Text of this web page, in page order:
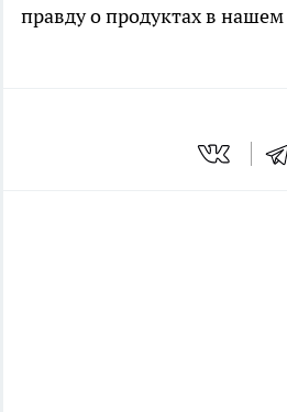
правду о продуктах в нашем